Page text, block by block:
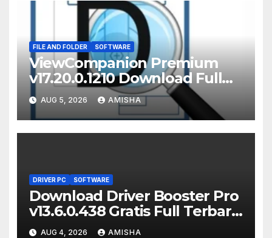
FILE AND FOLDER SOFTWARE
ViewCompanion Premium
v17.20.0.1210 Download Full
Terbaru Version
AUG 5, 2026 AMISHA
DRIVER PC SOFTWARE
Download Driver Booster Pro
v13.6.0.438 Gratis Full Terbaru
Version
AUG 4, 2026 AMISHA